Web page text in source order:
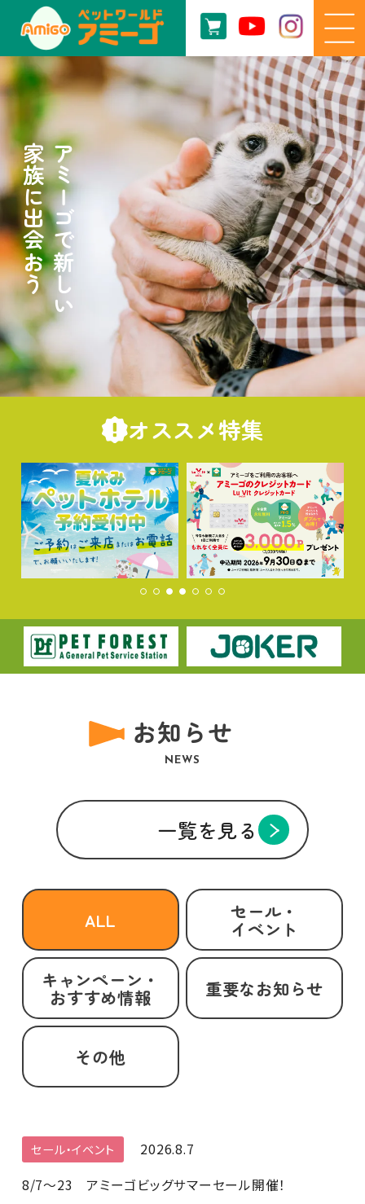
アミーゴで新しい
家族に出会おう
オススメ特集
お知らせ
NEWS
一覧を見る
ALL セール・
イベント
キャンペーン・
おすすめ情報 重要なお知らせ
その他
セール・イベント
2026.8.7
8/7～23 アミーゴビッグサマーセール開催！